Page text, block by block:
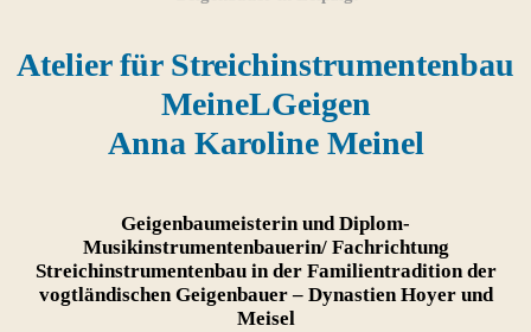
Atelier für Streichinstrumentenbau
MeineLGeigen
Anna Karoline Meinel
Geigenbaumeisterin und Diplom-
Musikinstrumentenbauerin/ Fachrichtung
Streichinstrumentenbau in der Familientradition der
vogtländischen Geigenbauer – Dynastien Hoyer und
Meisel